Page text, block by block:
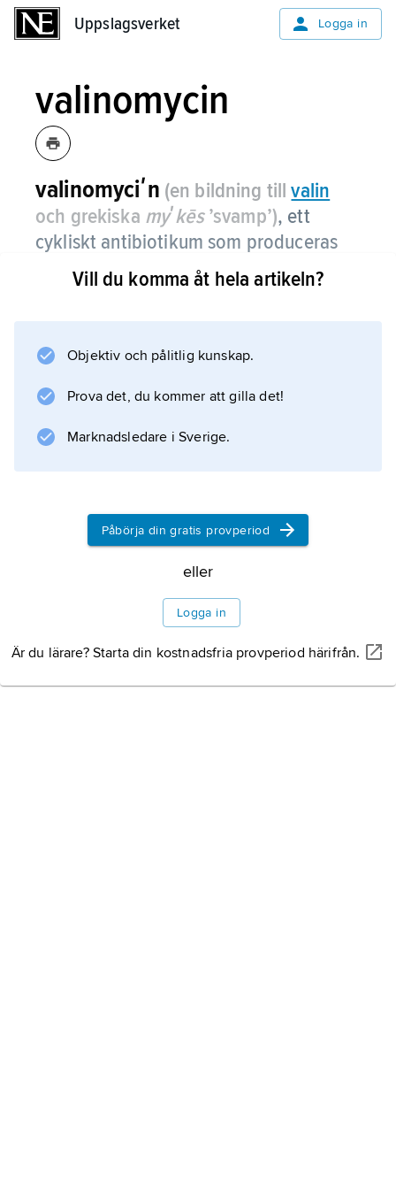
Uppslagsverket Logga in
valinomycin
valinomyciʹn (en bildning tillvalin
och grekiska myʹkēs’svamp’), ett
cykliskt antibiotikum som produceras
av mikroorganismenStreptomyces
fulvissimusoch består av 12 byggstenar,
Det fungerar som en jonofor, dvs. en effektiv
K
+
, genom membraner vilka blir permeabla på
jongradient och förklarar antibiotikaeffekten.
V. används inte för antimikrobiell behandling
utan enbart inom experimentellt arbete.
Information om artikeln
Vill du komma åt hela artikeln?
Objektiv och pålitlig kunskap.
Prova det, du kommer att gilla det!
Marknadsledare i Sverige.
Påbörja din gratis provperiod
eller
Logga in
Är du lärare? Starta din kostnadsfria provperiod härifrån.